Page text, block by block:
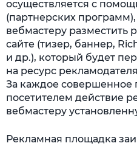
осуществляется с
(партнерских
вебмастеру разместить
сайте (тизер, баннер,
и др.), который будет
на ресурс
За каждое
посетителем действие
вебмастеру
Рекламная площадка